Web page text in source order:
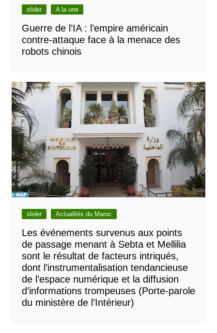
slider A la une
Guerre de l’IA : l’empire américain
contre-attaque face à la menace des
robots chinois
slider Actualités du Maroc
Les événements survenus aux points
de passage menant à Sebta et Mellilia
sont le résultat de facteurs intriqués,
dont l’instrumentalisation tendancieuse
de l’espace numérique et la diffusion
d’informations trompeuses (Porte-parole
du ministère de l’Intérieur)